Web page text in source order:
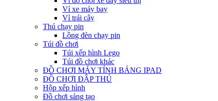
Vỉ xe máy bay
Vỉ trái cây
Thú chạy pin
Lồng đèn chạy pin
Túi đồ chơi
Túi xếp hình Lego
Túi đồ chơi khác
ĐỒ CHƠI MÁY TÍNH BẢNG IPAD
ĐỒ CHƠI ĐẬP THÚ
Hộp xếp hình
Đồ chơi sáng tạo